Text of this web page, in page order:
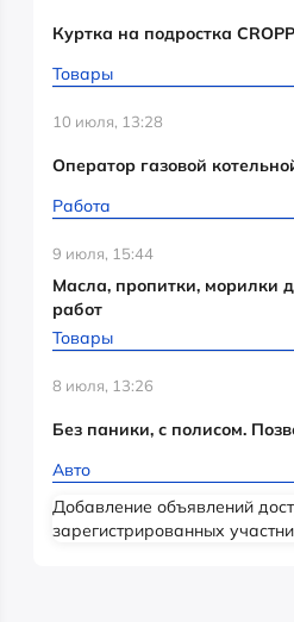
Куртка на подростка CROPP
Товары
10 июля, 13:28
Оператор газовой
Работа
9 июля, 15:44
Масла, пропитки, морилки
работ
Товары
8 июля, 13:26
Без паники, с полисом.
Авто
Добавление объявлений
зарегистрированных